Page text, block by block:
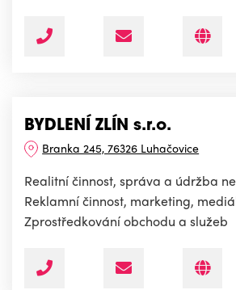
BYDLENÍ ZLÍN s.r.o.
Branka 245, 76326 Luhačovice
Realitní činnost, správa a údržba
Reklamní činnost, marketing,
Zprostředkování obchodu a služeb